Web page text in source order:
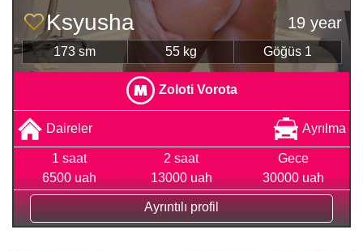
Ksyusha 19 year
173 sm 55 kg Göğüs 1
Zoloti Vorota
Daireler Ayrılma
1 saat
6500 uah
2 saat
13000 uah
Gece
30000 uah
Ayrıntılı profil